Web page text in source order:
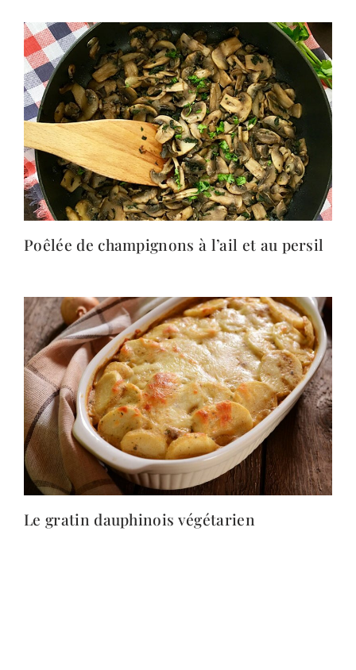
Poêlée de champignons à l’ail et au persil
Le gratin dauphinois végétarien